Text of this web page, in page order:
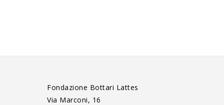
Fondazione Bottari Lattes
Via Marconi, 16